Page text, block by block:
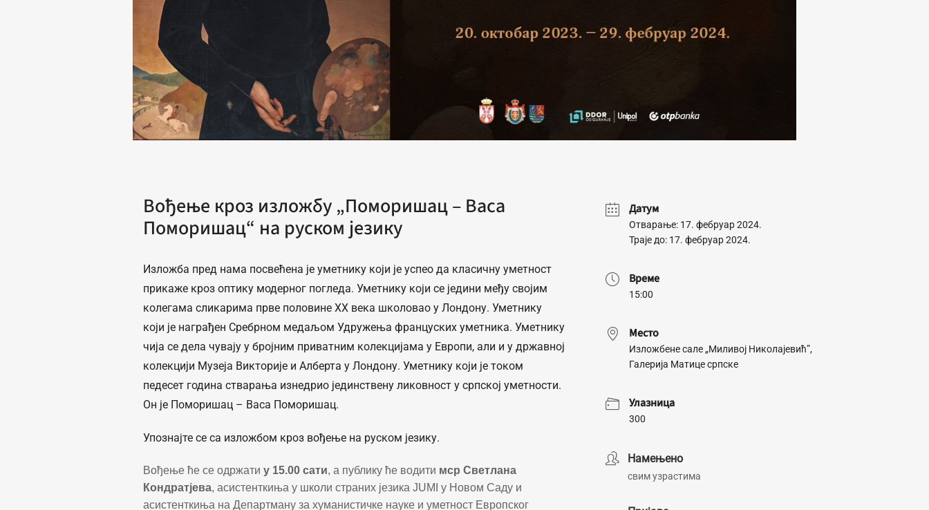
Вођење кроз изложбу „Поморишац – Васа
Поморишац“ на руском језику
Изложба пред нама посвећена је уметнику који је успео да класичну уметност
прикаже кроз оптику модерног погледа. Уметнику који се једини међу својим
колегама сликарима прве половине XX века школовао у Лондону. Уметнику
који је награђен Сребрном медаљом Удружења француских уметника. Уметнику
чија се дела чувају у бројним приватним колекцијама у Европи, али и у државној
колекцији Музеја Викторијe и Албертa у Лондону. Уметнику који је током
педесeт година стварања изнедрио јединствену ликовност у српској уметности.
Он је Поморишац – Васа Поморишац.
Упознајте се са изложбом кроз вођење на руском језику.
Вођење ће се одржати у 15.00 сати, а публику ће водити мср Светлана
Кондратјева, асистенткиња у школи страних језика JUMI у Новом Саду и
асистенткиња на Департману за хуманистичке науке и уметност Европског
Датум
Отварање: 17. фебруар 2024.
Траје до: 17. фебруар 2024.
Време
15:00
Место
Изложбене сале „Миливој Николајевић”,
Галерија Матице српске
Улазница
300
Намењено
свим узрастима